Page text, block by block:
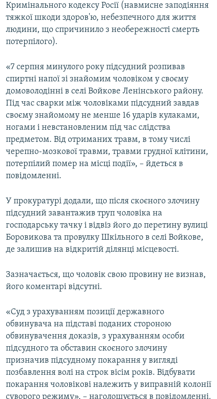
УКРАЇНСЬКА ПРОБЛЕМА КРИМУ
ІНФОГРАФІКА
Усі сайти RFE/RL
Кримінального кодексу Росії (навмисне заподіяння
тяжкої шкоди здоров'ю, небезпечного для життя
людини, що спричинило з необережності смерть
потерпілого).
«7 серпня минулого року підсудний розпивав
спиртні напої зі знайомим чоловіком у своєму
домоволодінні в селі Войкове Ленінського району.
Під час сварки між чоловіками підсудний завдав
своєму знайомому не менше 16 ударів кулаками,
ногами і невстановленим під час слідства
предметом. Від отриманих травм, в тому числі
черепно-мозкової травми, травми грудної клітини,
потерпілий помер на місці події», – йдеться в
повідомленні.
У прокуратурі додали, що після скоєного злочину
підсудний завантажив труп чоловіка на
господарську тачку і відвіз його до перетину вулиці
Боровикова та провулку Шкільного в селі Войкове,
де залишив на відкритій ділянці місцевості.
Зазначається, що чоловік свою провину не визнав,
його коментарі відсутні.
«Суд з урахуванням позиції державного
обвинувача на підставі поданих стороною
обвинувачення доказів, з урахуванням особи
підсудного та обставин скоєного злочину
призначив підсудному покарання у вигляді
позбавлення волі на строк вісім років. Відбувати
покарання чоловікові належить у виправній колонії
суворого режиму», – наголошується в повідомленні.